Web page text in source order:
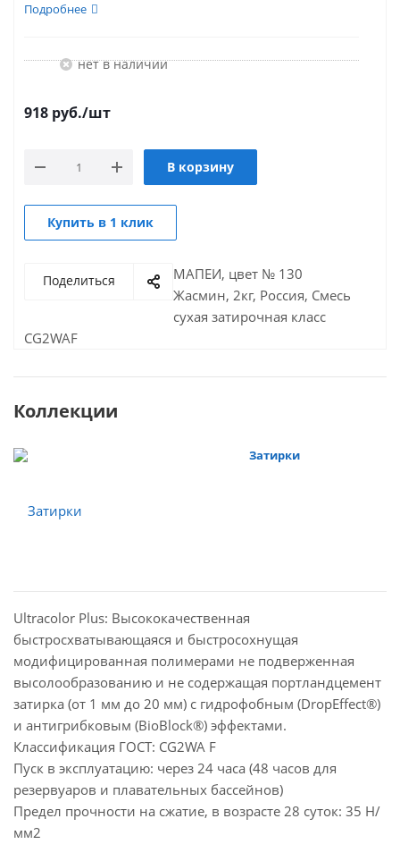
Подробнее
Нет в наличии
918 руб./шт
В корзину
Купить в 1 клик
Поделиться
МАПЕИ, цвет № 130
Жасмин, 2кг, Россия, Смесь
сухая затирочная класс
CG2WAF
Коллекции
Затирки
Ultracolor Plus: Высококачественная
быстросхватывающаяся и быстросохнущая
модифицированная полимерами не подверженная
высолообразованию и не содержащая портландцемент
затирка (от 1 мм до 20 мм) с гидрофобным (DropEffect®)
и антигрибковым (BioBlock®) эффектами.
Классификация ГОСТ: CG2WA F
Пуск в эксплуатацию: через 24 часа (48 часов для
резервуаров и плавательных бассейнов)
Предел прочности на сжатие, в возрасте 28 суток: 35 Н/
мм2